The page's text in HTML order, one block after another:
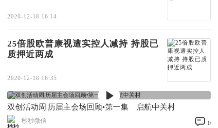
2020-12-18 16:14
25倍股欧普康视遭实控人减持 持股已
质押近两成
2020-12-18 16:35
双创活动周|历届主会场回顾•第一集 启航中关村
秒秒微信 0